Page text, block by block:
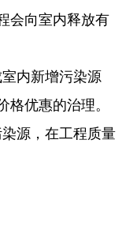
会向室内释放有
内新增污染源
格优惠的治理。
源，在工程质量